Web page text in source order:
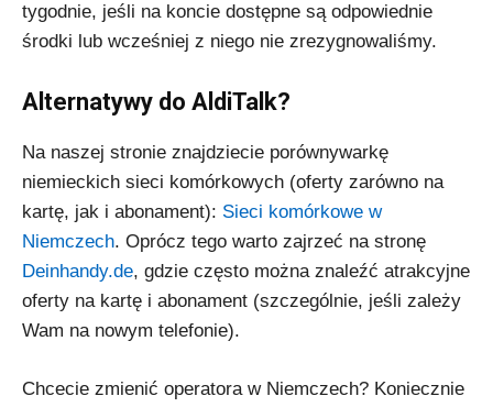
tygodnie, jeśli na koncie dostępne są odpowiednie
środki lub wcześniej z niego nie zrezygnowaliśmy.
Alternatywy do AldiTalk?
Na naszej stronie znajdziecie porównywarkę
niemieckich sieci komórkowych (oferty zarówno na
kartę, jak i abonament): Sieci komórkowe w
Niemczech. Oprócz tego warto zajrzeć na stronę
Deinhandy.de, gdzie często można znaleźć atrakcyjne
oferty na kartę i abonament (szczególnie, jeśli zależy
Wam na nowym telefonie).
Chcecie zmienić operatora w Niemczech? Koniecznie